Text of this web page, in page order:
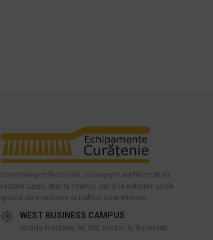
Covorase profesionale concepute astfel incat sa
reziste uzurii, atat la interior, cat si la exterior, unde
gradul de murdarire si traficul sunt intense.
WEST BUSINESS CAMPUS
Strada Preciziei, Nr, 3W, Sector 6, Bucuresti